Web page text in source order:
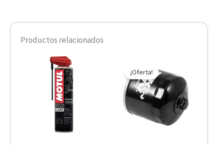
Productos relacionados
¡Oferta!
precio
original
era:
$10.890.
actual
es:
$5.445.